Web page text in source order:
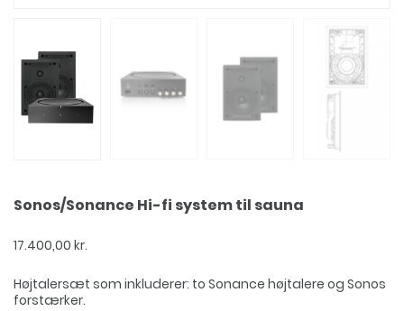
Sonos/Sonance Hi-fi system til sauna
17.400,00 kr.
Højtalersæt som inkluderer: to Sonance højtalere og Sonos
forstærker.